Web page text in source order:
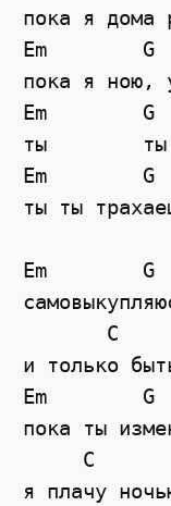
пока я дома
Em
пока я ною,
Em
ты
Em
ты ты
Em
C
и только
Em
пока ты
C
я плачу